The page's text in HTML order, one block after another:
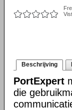
Beschrijving
PortExpert
die